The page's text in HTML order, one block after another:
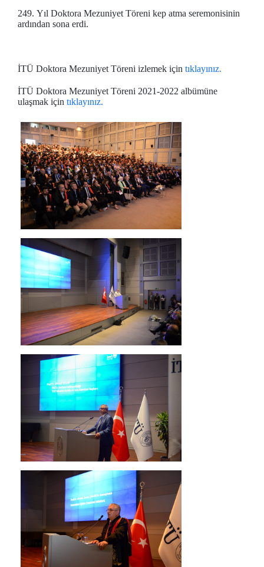
249. Yıl Doktora Mezuniyet Töreni kep atma seremonisinin
ardından sona erdi.
İTÜ Doktora Mezuniyet Töreni izlemek için tıklayınız.
İTÜ Doktora Mezuniyet Töreni 2021-2022 albümüne
ulaşmak için tıklayınız.